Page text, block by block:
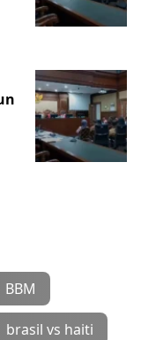
BBM
brasil vs haiti